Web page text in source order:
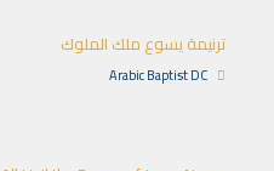
ترنيمة يسوع ملك الملوك
Arabic Baptist DC